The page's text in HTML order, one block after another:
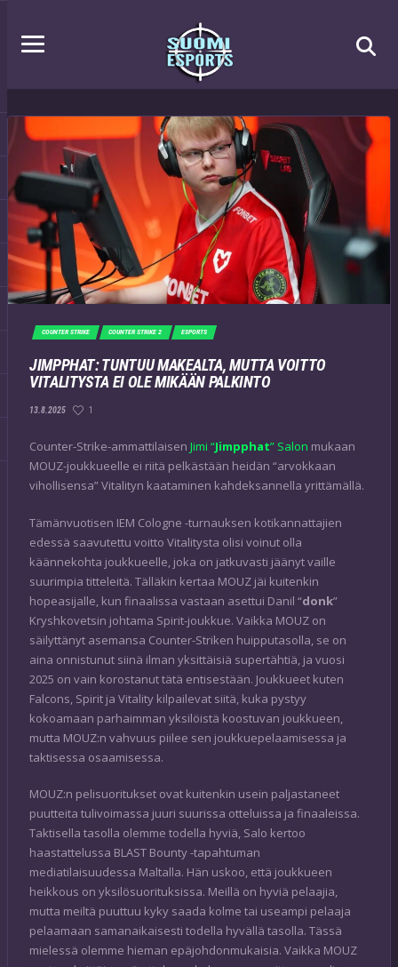
COUNTER STRIKE COUNTER STRIKE 2 ESPORTS
JIMPPHAT: TUNTUU MAKEALTA, MUTTA VOITTO
VITALITYSTA EI OLE MIKÄÄN PALKINTO
13.8.2025 1
Counter-Strike-ammattilaisen Jimi “Jimpphat” Salon mukaan
MOUZ-joukkueelle ei riitä pelkästään heidän “arvokkaan
vihollisensa” Vitalityn kaataminen kahdeksannella yrittämällä.
Tämänvuotisen IEM Cologne -turnauksen kotikannattajien
edessä saavutettu voitto Vitalitysta olisi voinut olla
käännekohta joukkueelle, joka on jatkuvasti jäänyt vaille
suurimpia titteleitä. Tälläkin kertaa MOUZ jäi kuitenkin
hopeasijalle, kun finaalissa vastaan asettui Danil “donk”
Kryshkovetsin johtama Spirit-joukkue. Vaikka MOUZ on
säilyttänyt asemansa Counter-Striken huipputasolla, se on
aina onnistunut siinä ilman yksittäisiä supertähtiä, ja vuosi
2025 on vain korostanut tätä entisestään. Joukkueet kuten
Falcons, Spirit ja Vitality kilpailevat siitä, kuka pystyy
kokoamaan parhaimman yksilöistä koostuvan joukkueen,
mutta MOUZ:n vahvuus piilee sen joukkuepelaamisessa ja
taktisessa osaamisessa.
MOUZ:n pelisuoritukset ovat kuitenkin usein paljastaneet
puutteita tulivoimassa juuri suurissa otteluissa ja finaaleissa.
Taktisella tasolla olemme todella hyviä, Salo kertoo
haastattelussa BLAST Bounty -tapahtuman
mediatilaisuudessa Maltalla. Hän uskoo, että joukkueen
heikkous on yksilösuorituksissa. Meillä on hyviä pelaajia,
mutta meiltä puuttuu kyky saada kolme tai useampi pelaaja
pelaamaan samanaikaisesti todella hyvällä tasolla. Tässä
mielessä olemme hieman epäjohdonmukaisia. Vaikka MOUZ